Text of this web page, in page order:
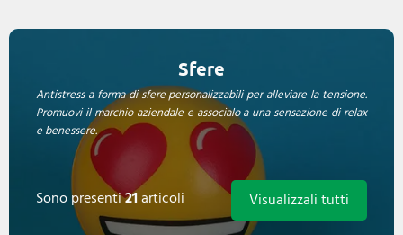
Sfere
Antistress a forma di sfere personalizzabili per alleviare la tensione.
Promuovi il marchio aziendale e associalo a una sensazione di relax
e benessere.
Sono presenti21articoli Visualizzali tutti